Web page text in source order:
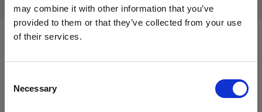
may combine it with other information that you’ve
provided to them or that they’ve collected from your use
of their services.
Selection
Necessary
地域を変更しますか？
Packs